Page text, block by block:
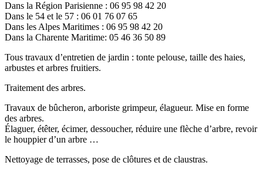
Dans la Région Parisienne : 06 95 98 42 20
Dans le 54 et le 57 : 06 01 76 07 65
Dans les Alpes Maritimes : 06 95 98 42 20
Dans la Charente Maritime: 05 46 36 50 89
Tous travaux d’entretien de jardin : tonte pelouse, taille des haies,
arbustes et arbres fruitiers.
Traitement des arbres.
Travaux de bûcheron, arboriste grimpeur, élagueur. Mise en forme
des arbres.
Élaguer, étêter, écimer, dessoucher, réduire une flèche d’arbre, revoir
le houppier d’un arbre …
Nettoyage de terrasses, pose de clôtures et de claustras.